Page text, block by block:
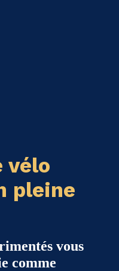
vélo
pleine
vous
comme